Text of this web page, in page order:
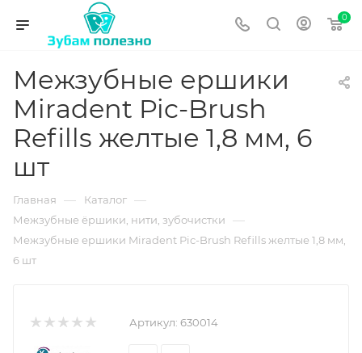
0
Межзубные ершики
Miradent Pic-Brush
Refills желтые 1,8 мм, 6
шт
Главная — Каталог —
Межзубные ёршики, нити, зубочистки —
Межзубные ершики Miradent Pic-Brush Refills желтые 1,8 мм,
6 шт
Артикул: 630014